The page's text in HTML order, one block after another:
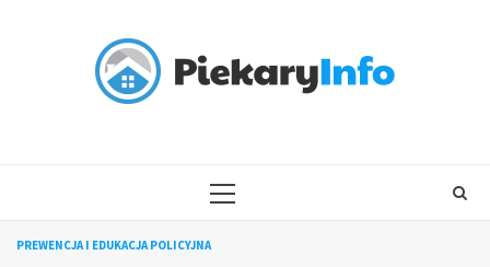
PRIMARY
PREWENCJA I EDUKACJA POLICYJNA